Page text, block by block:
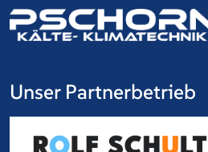
Unser Partnerbetrieb